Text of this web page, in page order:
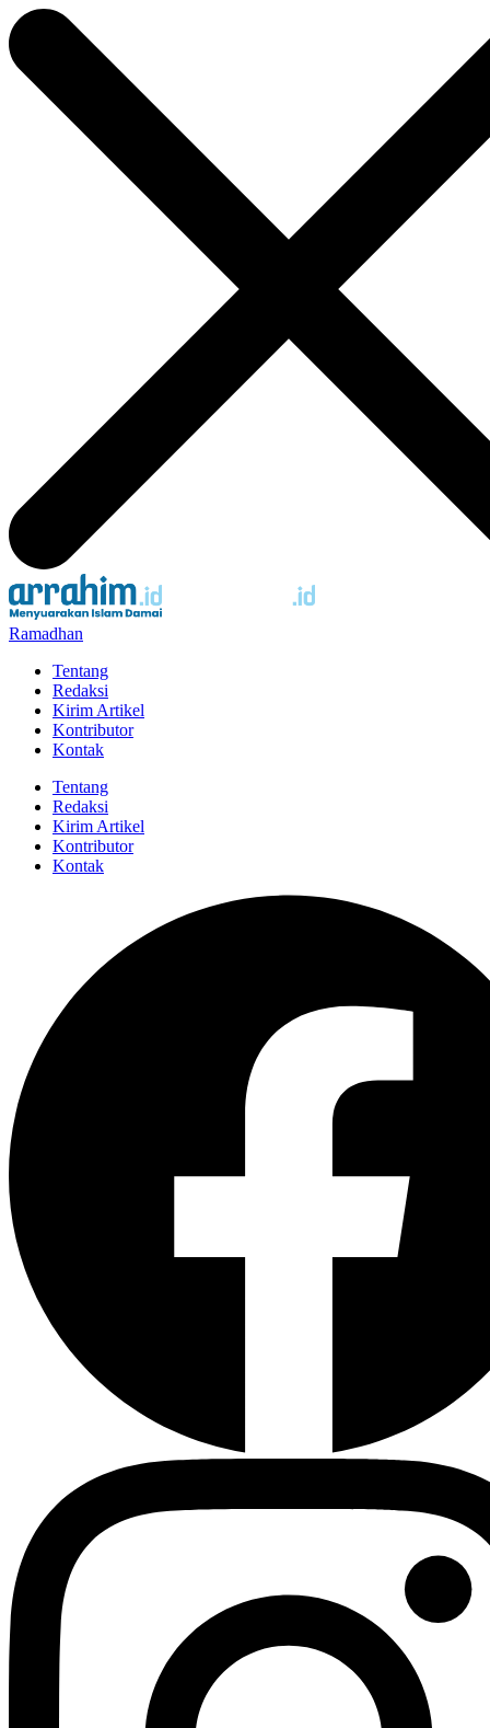
Ramadhan
Tentang
Redaksi
Kirim Artikel
Kontributor
Kontak
Tentang
Redaksi
Kirim Artikel
Kontributor
Kontak